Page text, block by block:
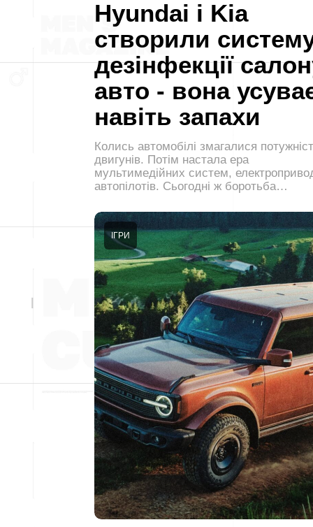
Hyundai і Kia
створили
дезінфекції
авто - вона
навіть запахи
Колись автомобілі змагалися
двигунів. Потім настала ера
мультимедійних систем,
автопілотів. Сьогодні ж боротьба…
ІГРИ